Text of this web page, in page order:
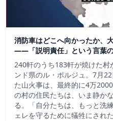
消防車はどこへ向かったか、
——「説明責任」という言葉
240軒のうち183軒が焼けた村
ンド県のル・ポルジュ。7月
た山火事は、最終的に4万
の村の住民たちは、いま静か
る。「自分たちは、もっと洗
ェレを守るために犠牲にされ